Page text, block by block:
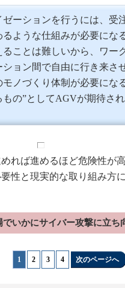
ゼーションを行うには、受
ような仕組みが必要にな
ことは難しいから、ワー
ョン間で自由に行き来さ
モノづくり体制が必要にな
の”としてAGVが期待され
れば進めるほど危険性が
性と現実的な取り組み方
でいかにサイバー攻撃に立ち
1 2 3 4 次のページへ